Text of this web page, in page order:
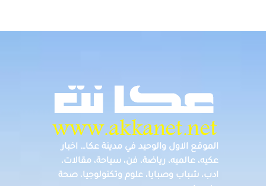
الموقع الاول والوحيد في مدينة عكا… اخبار
عكيه، عالميه، رياضة، فن، سياحة، مقالات،
ادب، شباب وصبايا، علوم وتكنولوجيا، صحة